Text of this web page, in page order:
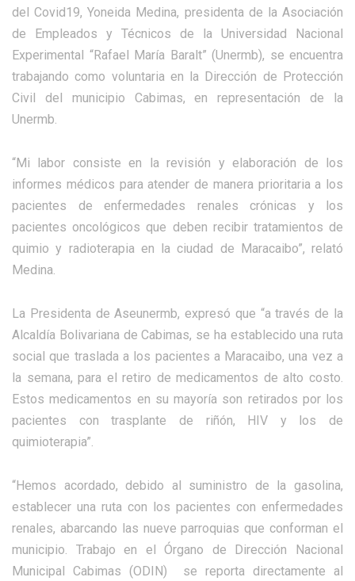
del Covid19, Yoneida Medina, presidenta de la Asociación
de Empleados y Técnicos de la Universidad Nacional
Experimental “Rafael María Baralt” (Unermb), se encuentra
trabajando como voluntaria en la Dirección de Protección
Civil del municipio Cabimas, en representación de la
Unermb.
“Mi labor consiste en la revisión y elaboración de los
informes médicos para atender de manera prioritaria a los
pacientes de enfermedades renales crónicas y los
pacientes oncológicos que deben recibir tratamientos de
quimio y radioterapia en la ciudad de Maracaibo”, relató
Medina.
La Presidenta de Aseunermb, expresó que “a través de la
Alcaldía Bolivariana de Cabimas, se ha establecido una ruta
social que traslada a los pacientes a Maracaibo, una vez a
la semana, para el retiro de medicamentos de alto costo.
Estos medicamentos en su mayoría son retirados por los
pacientes con trasplante de riñón, HIV y los de
quimioterapia”.
“Hemos acordado, debido al suministro de la gasolina,
establecer una ruta con los pacientes con enfermedades
renales, abarcando las nueve parroquias que conforman el
municipio. Trabajo en el Órgano de Dirección Nacional
Municipal Cabimas (ODIN) se reporta directamente al